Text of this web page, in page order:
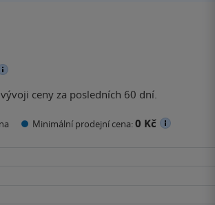
ceny za posledních 60 dní.
Minimální prodejní cena:0 Kč